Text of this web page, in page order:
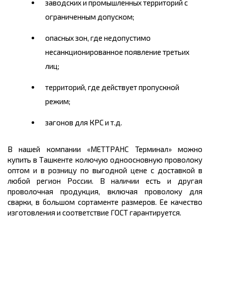
заводских и промышленных территорий с
ограниченным допуском;
опасных зон, где недопустимо
несанкционированное появление третьих
лиц;
территорий, где действует пропускной
режим;
загонов для КРС и т.д.
В нашей компании «МЕТТРАНС Терминал» можно
купитьв Ташкенте колючую одноосновную проволоку
оптом и в розницу по выгодной цене с доставкой в
любой регион России. В наличии есть и другая
проволочная продукция, включая проволоку для
сварки, в большом сортаменте размеров. Ее качество
изготовления и соответствие ГОСТ гарантируется.